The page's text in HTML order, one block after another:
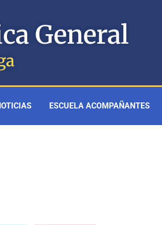
General
ESCUELA ACOMPAÑANTES